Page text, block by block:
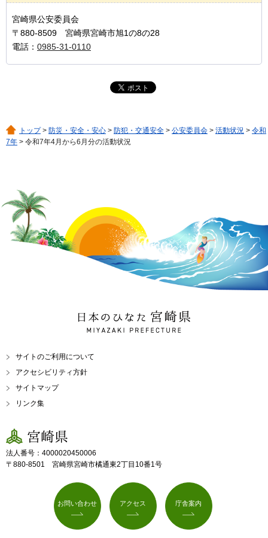
宮崎県公安委員会
〒880-8509 宮崎県宮崎市旭1の8の28
電話： 0985-31-0110
トップ> 防災・安全・安心 > 防犯・交通安全 > 公安委員会 > 活動状況 > 令和
7年 > 令和7年4月から6月分の活動状況
日本のひなた 宮崎県
MIYAZAKI PREFECTURE
サイトのご利用について
アクセシビリティ方針
サイトマップ
リンク集
宮崎県
法人番号：4000020450006
〒880-8501 宮崎県宮崎市橘通東2丁目10番1号
お問い合わせ アクセス 庁舎案内